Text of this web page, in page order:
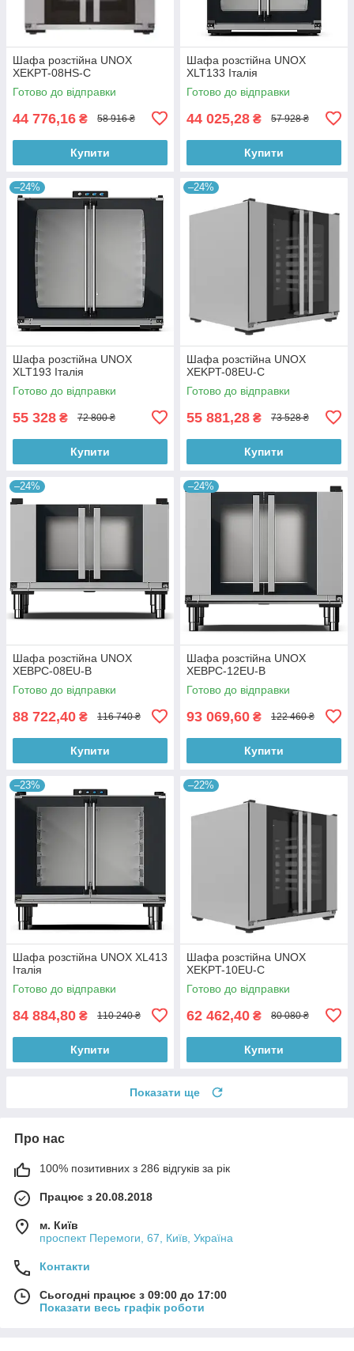
Шафа розстійна UNOX
XEKPT-08HS-C
Готово до відправки
44 776,16 ₴ 58 916 ₴
Купити
Шафа розстійна UNOX
XLT133 Італія
Готово до відправки
44 025,28 ₴ 57 928 ₴
Купити
–24%
Шафа розстійна UNOX
XLT193 Італія
Готово до відправки
55 328 ₴ 72 800 ₴
Купити
–24%
Шафа розстійна UNOX
XEKPT-08EU-C
Готово до відправки
55 881,28 ₴ 73 528 ₴
Купити
–24%
Шафа розстійна UNOX
XEBPC-08EU-B
Готово до відправки
88 722,40 ₴ 116 740 ₴
Купити
–24%
Шафа розстійна UNOX
XEBPC-12EU-B
Готово до відправки
93 069,60 ₴ 122 460 ₴
Купити
–23%
Шафа розстійна UNOX XL413
Італія
Готово до відправки
84 884,80 ₴ 110 240 ₴
Купити
–22%
Шафа розстійна UNOX
XEKPT-10EU-C
Готово до відправки
62 462,40 ₴ 80 080 ₴
Купити
Показати ще
Про нас
100% позитивних з 286 відгуків за рік
Працює з 20.08.2018
м. Київ
проспект Перемоги, 67, Київ, Україна
Контакти
Сьогодні працює з 09:00 до 17:00
Показати весь графік роботи